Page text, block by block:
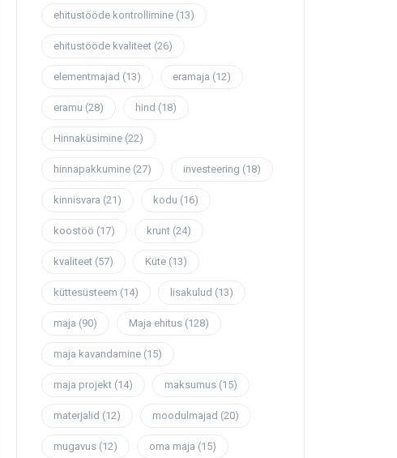
ehitustööde kontrollimine (13)
ehitustööde kvaliteet (26)
elementmajad (13) eramaja (12)
eramu (28) hind (18)
Hinnaküsimine (22)
hinnapakkumine (27) investeering (18)
kinnisvara (21) kodu (16)
koostöö (17) krunt (24)
kvaliteet (57) Küte (13)
küttesüsteem (14) lisakulud (13)
maja (90) Maja ehitus (128)
maja kavandamine (15)
maja projekt (14) maksumus (15)
materjalid (12) moodulmajad (20)
mugavus (12) oma maja (15)